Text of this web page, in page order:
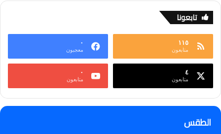
تابعونا
١١٥
متابعون
٠
معجبون
٤
متابعون
٠
متابعون
الطقس